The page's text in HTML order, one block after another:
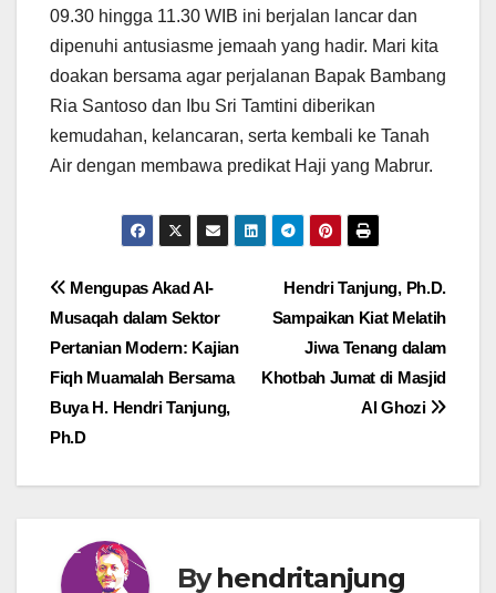
09.30 hingga 11.30 WIB ini berjalan lancar dan
dipenuhi antusiasme jemaah yang hadir. Mari kita
doakan bersama agar perjalanan Bapak Bambang
Ria Santoso dan Ibu Sri Tamtini diberikan
kemudahan, kelancaran, serta kembali ke Tanah
Air dengan membawa predikat Haji yang Mabrur.
Post
navigation
Hendri Tanjung, Ph.D.
Sampaikan Kiat Melatih
Jiwa Tenang dalam
Khotbah Jumat di Masjid
Al Ghozi
Mengupas Akad Al-
Musaqah dalam Sektor
Pertanian Modern: Kajian
Fiqh Muamalah Bersama
Buya H. Hendri Tanjung,
Ph.D
Byhendritanjung